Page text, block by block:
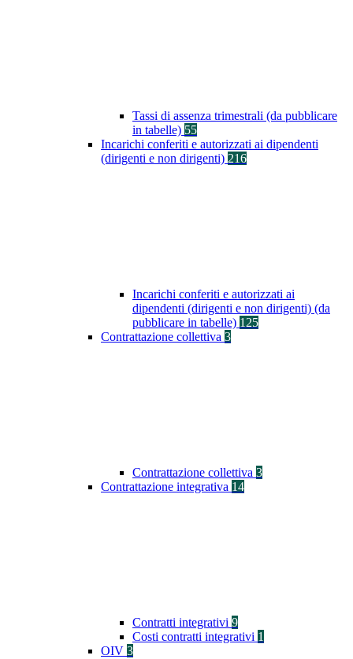
Tassi di assenza trimestrali (da pubblicare
in tabelle) 55
Incarichi conferiti e autorizzati ai dipendenti
(dirigenti e non dirigenti) 216
Incarichi conferiti e autorizzati ai
dipendenti (dirigenti e non dirigenti) (da
pubblicare in tabelle) 125
Contrattazione collettiva 3
Contrattazione collettiva 3
Contrattazione integrativa 14
Contratti integrativi 9
Costi contratti integrativi 1
OIV 3